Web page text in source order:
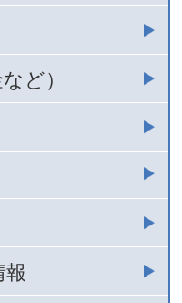
ど）
報